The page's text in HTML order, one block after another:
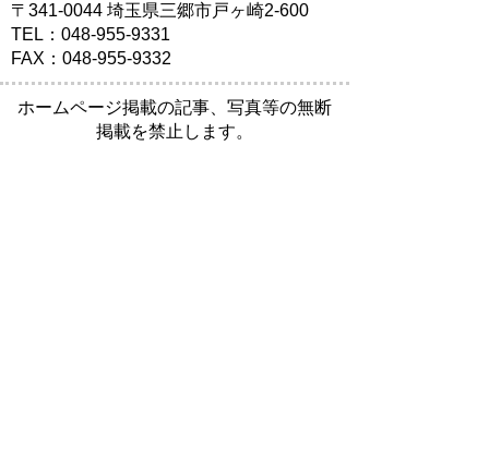
〒341-0044 埼玉県三郷市戸ヶ崎2-600
TEL：048-955-9331
FAX：048-955-9332
ホームページ掲載の記事、写真等の無断
掲載を禁止します。